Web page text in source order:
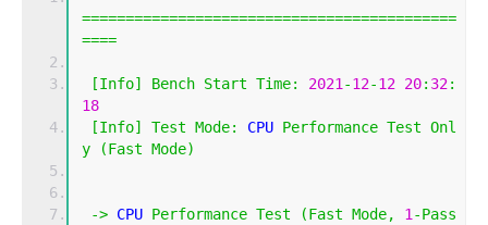
===========================================
====
[Info] Bench Start Time: 2021 -12-12 20: 32:
18
[Info] Test Mode: CPU Performance Test Onl
y
(Fast Mode)
-> CPU Performance Test (Fast Mode, 1 -Pass